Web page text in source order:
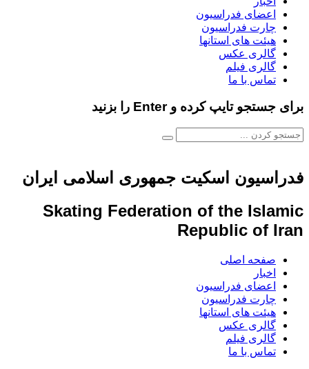
اعضای فدراسیون
چارت فدراسیون
هیئت های استانها
گالری عکس
گالری فیلم
تماس با ما
برای جستجو تایپ کرده و Enter را بزنید
فدراسیون اسکیت جمهوری اسلامی ایران
Skating Federation of the Islamic
Republic of Iran
صفحه اصلی
اخبار
اعضای فدراسیون
چارت فدراسیون
هیئت های استانها
گالری عکس
گالری فیلم
تماس با ما